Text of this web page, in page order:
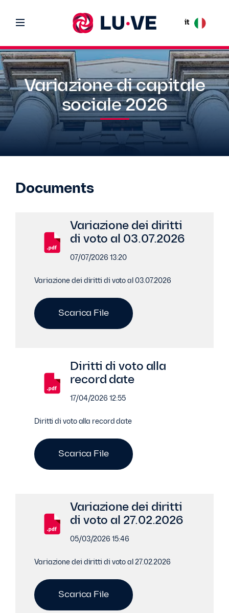
it
Variazione di capitale
sociale 2026
Documents
Variazione dei diritti
di voto al 03.07.2026
07/07/2026 13:20
Variazione dei diritti di voto al 03.07.2026
Scarica File
Diritti di voto alla
record date
17/04/2026 12:55
Diritti di voto alla record date
Scarica File
Variazione dei diritti
di voto al 27.02.2026
05/03/2026 15:46
Variazione dei diritti di voto al 27.02.2026
Scarica File